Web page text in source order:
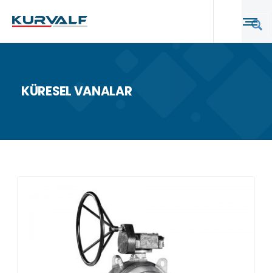
KÜRESEL VANALAR